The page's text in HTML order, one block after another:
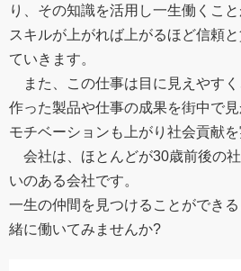
り、その知識を活用し一生働くこと
スキルが上がれば上がるほど信頼
ていきます。
また、この仕事は目に見えやすく
作った製品や仕事の成果を街中で
モチベーションも上がり社会貢献を
会社は、ほとんどが30歳前後の
いのある会社です。
一生の仲間を見つけることができ
緒に働いてみませんか?